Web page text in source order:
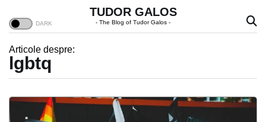
TUDOR GALOS
- The Blog of Tudor Galos -
Articole despre:
lgbtq